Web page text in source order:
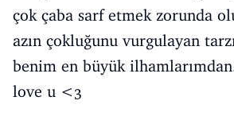
çok çaba sarf etmek zorunda
azın çokluğunu vurgulayan
benim en büyük
love u <3